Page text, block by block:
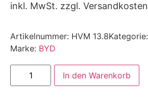
inkl. MwSt. zzgl. Versandkosten
Artikelnummer: HVM 13.8Kategorie:
Marke: BYD
In den Warenkorb